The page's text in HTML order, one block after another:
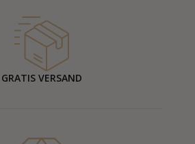
GRATIS VERSAND